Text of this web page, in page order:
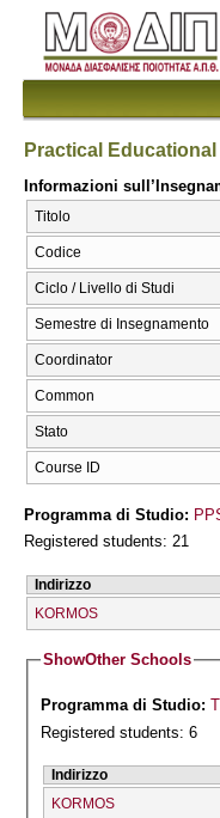
Practical
Informazioni
Titolo
Codice
Ciclo / Livello di Studi
Semestre di Insegnamento
Coordinator
Common
Stato
Course ID
Programma di Studio:
Registered students: 21
Indirizzo
KORMOS
ShowOther Schools
Programma di Studio:
Registered students: 6
Indirizzo
KORMOS